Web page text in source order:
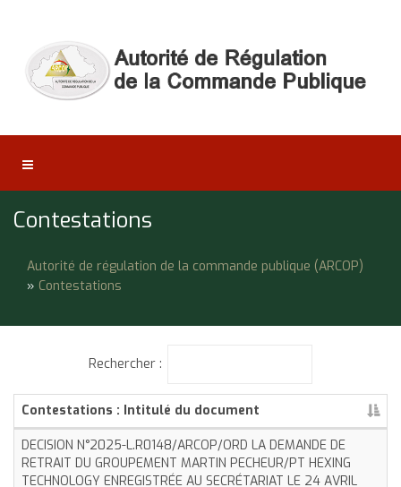
Contestations
Autorité de régulation de la commande publique (ARCOP)
» Contestations
Rechercher :
Contestations : Intitulé du document
DECISION N°2025-L.R0148/ARCOP/ORD LA DEMANDE DE
RETRAIT DU GROUPEMENT MARTIN PECHEUR/PT HEXING
TECHNOLOGY ENREGISTRÉE AU SECRÉTARIAT LE 24 AVRIL